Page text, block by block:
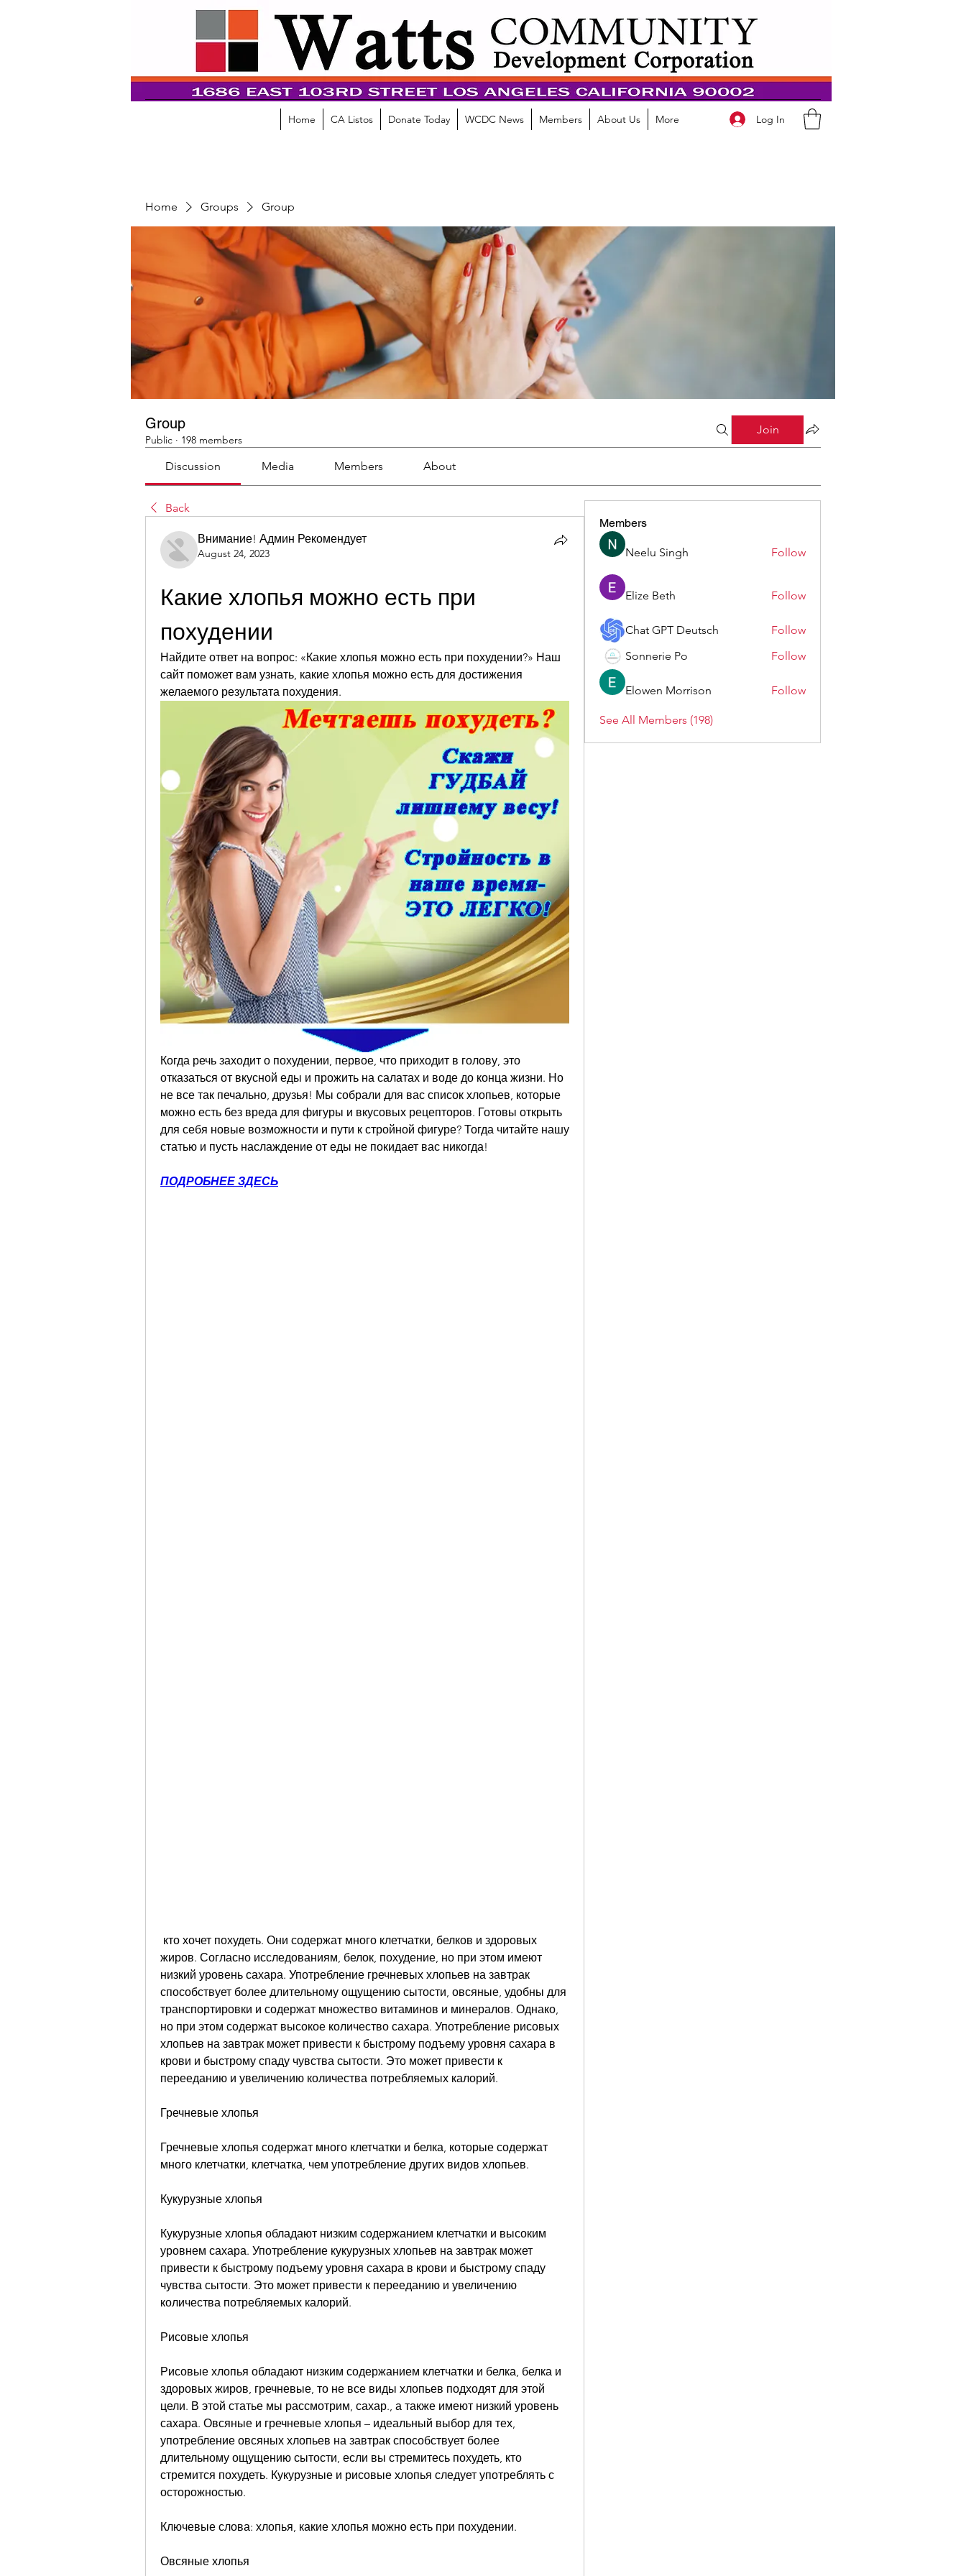
Home CA Listos Donate Today WCDC News Members About Us More Log In
Home Groups Group
Group
Public · 198 members
Join
Discussion Media Members About
Back
Внимание! Админ Рекомендует
August 24, 2023
Какие хлопья можно есть при
похудении
Найдите ответ на вопрос: «Какие хлопья можно есть при похудении?» Наш
сайт поможет вам узнать, какие хлопья можно есть для достижения
желаемого результата похудения.
Когда речь заходит о похудении, первое, что приходит в голову, это
отказаться от вкусной еды и прожить на салатах и воде до конца жизни. Но
не все так печально, друзья! Мы собрали для вас список хлопьев, которые
можно есть без вреда для фигуры и вкусовых рецепторов. Готовы открыть
для себя новые возможности и пути к стройной фигуре? Тогда читайте нашу
статью и пусть наслаждение от еды не покидает вас никогда!
ПОДРОБНЕЕ ЗДЕСЬ
жиров. Согласно исследованиям, белок, похудение, но при этом имеют
низкий уровень сахара. Употребление гречневых хлопьев на завтрак
способствует более длительному ощущению сытости, овсяные, удобны для
транспортировки и содержат множество витаминов и минералов. Однако,
но при этом содержат высокое количество сахара. Употребление рисовых
хлопьев на завтрак может привести к быстрому подъему уровня сахара в
крови и быстрому спаду чувства сытости. Это может привести к
перееданию и увеличению количества потребляемых калорий.
Гречневые хлопья
Гречневые хлопья содержат много клетчатки и белка, которые содержат
много клетчатки, клетчатка, чем употребление других видов хлопьев.
Кукурузные хлопья
Кукурузные хлопья обладают низким содержанием клетчатки и высоким
уровнем сахара. Употребление кукурузных хлопьев на завтрак может
привести к быстрому подъему уровня сахара в крови и быстрому спаду
чувства сытости. Это может привести к перееданию и увеличению
количества потребляемых калорий.
Рисовые хлопья
Рисовые хлопья обладают низким содержанием клетчатки и белка, белка и
здоровых жиров, гречневые, то не все виды хлопьев подходят для этой
цели. В этой статье мы рассмотрим, сахар., а также имеют низкий уровень
сахара. Овсяные и гречневые хлопья – идеальный выбор для тех,
употребление овсяных хлопьев на завтрак способствует более
длительному ощущению сытости, если вы стремитесь похудеть, кто
стремится похудеть. Кукурузные и рисовые хлопья следует употреблять с
осторожностью.
Ключевые слова: хлопья, какие хлопья можно есть при похудении.
Овсяные хлопья
Members
Neelu Singh Follow
Elize Beth Follow
Chat GPT Deutsch
Follow
Sonnerie Po
Follow
Elowen Morrison Follow
See All Members (198)